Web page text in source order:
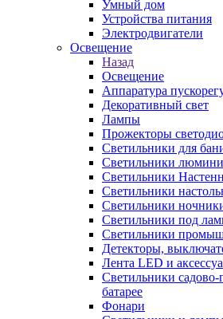
Умный дом
Устройства питания
Электродвигатели
Освещение
Назад
Освещение
Аппаратура
Декоративный свет
Лампы
Прожекторы
Светильники для
Светильники
Светильники
Светильники
Светильники
Светильники под
Светильники
Детекторы,
Лента LED и
Светильники
батарее
Фонари